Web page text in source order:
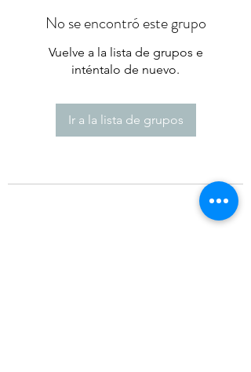
No se encontró este grupo
Vuelve a la lista de grupos e
inténtalo de nuevo.
Ir a la lista de grupos